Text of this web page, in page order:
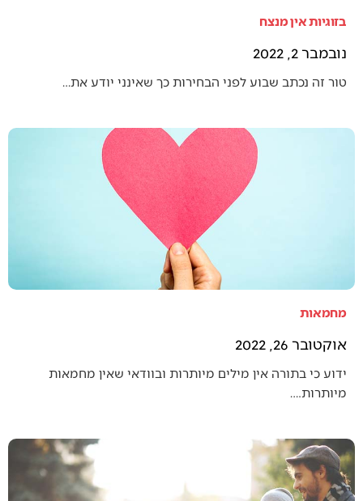
בזוגיות אין מנצח
נובמבר 2, 2022
טור זה נכתב שבוע לפני הבחירות כך שאינני יודע את…
מחמאות
אוקטובר 26, 2022
ידוע כי בתורה אין מילים מיותרות ובוודאי שאין מחמאות
מיותרות.…